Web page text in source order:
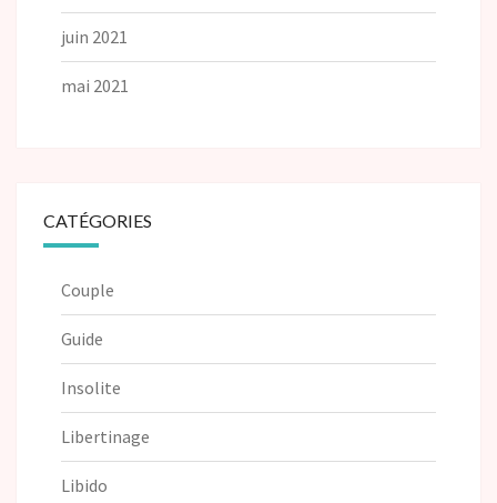
juin 2021
mai 2021
CATÉGORIES
Couple
Guide
Insolite
Libertinage
Libido